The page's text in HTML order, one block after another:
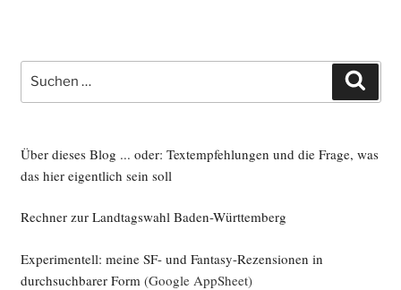
Kon­
junk­
Suche
nach:
Über dieses Blog ... oder: Textempfehlungen und die Frage, was
das hier eigentlich sein soll
Rechner zur Landtagswahl Baden-Württemberg
Experimentell: meine SF- und Fantasy-Rezensionen in
durchsuchbarer Form (Google AppSheet)